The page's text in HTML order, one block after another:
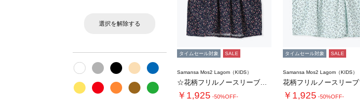
選択を解除する
タイムセール対象 SALE
Samansa Mos2 Lagom（KIDS）
￥1,925 -50%OFF-
タイムセール対象 SALE
Samansa Mos2 Lagom（KIDS）
￥1,925 -50%OFF-